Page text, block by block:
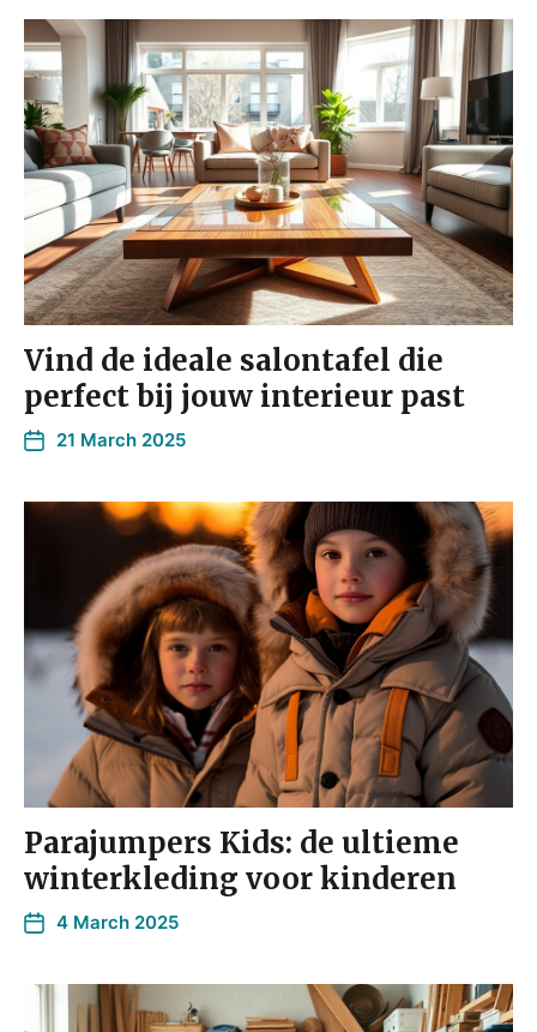
Vind de ideale salontafel die
perfect bij jouw interieur past
21 March 2025
Parajumpers Kids: de ultieme
winterkleding voor kinderen
4 March 2025